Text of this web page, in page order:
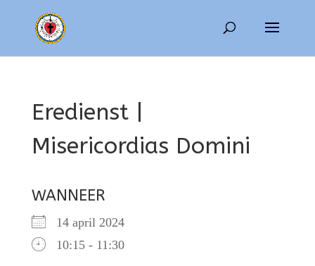
Eredienst |
Misericordias Domini
WANNEER
14 april 2024
10:15 - 11:30